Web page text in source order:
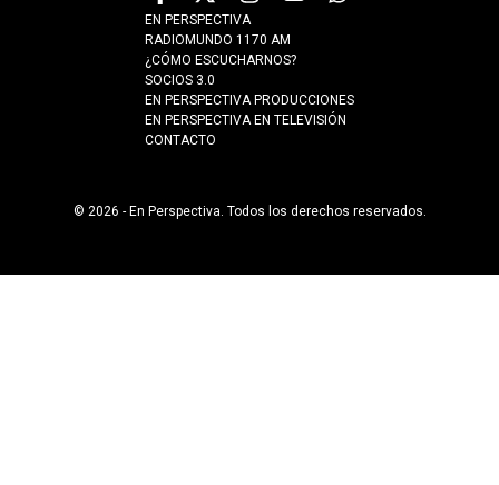
EN PERSPECTIVA
RADIOMUNDO 1170 AM
¿CÓMO ESCUCHARNOS?
SOCIOS 3.0
EN PERSPECTIVA PRODUCCIONES
EN PERSPECTIVA EN TELEVISIÓN
CONTACTO
© 2026 - En Perspectiva. Todos los derechos reservados.